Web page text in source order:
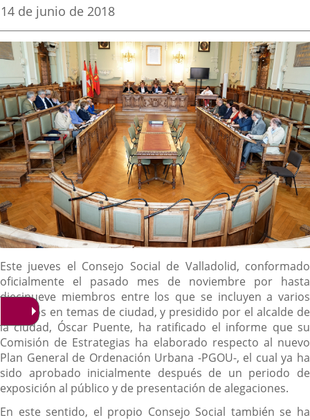
aplicación
externa.
aplicación
externa.
Fecha
la
noticia
14 de junio de 2018
Descripción
Este jueves el Consejo Social de Valladolid, conformado
oficialmente el pasado mes de noviembre por hasta
diecinueve miembros entre los que se incluyen a varios
expertos en temas de ciudad, y presidido por el alcalde de
la ciudad, Óscar Puente, ha ratificado el informe que su
Comisión de Estrategias ha elaborado respecto al nuevo
Plan General de Ordenación Urbana -PGOU-, el cual ya ha
sido aprobado inicialmente después de un periodo de
exposición al público y de presentación de alegaciones.
En este sentido, el propio Consejo Social también se ha